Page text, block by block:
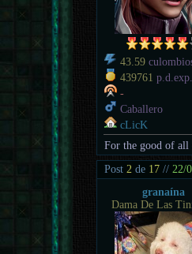
43.59
439761 p.d.exp.
-
Caballero
cLicK
For the good of all
Post2 de 17 //22/
granaína
Dama De Las